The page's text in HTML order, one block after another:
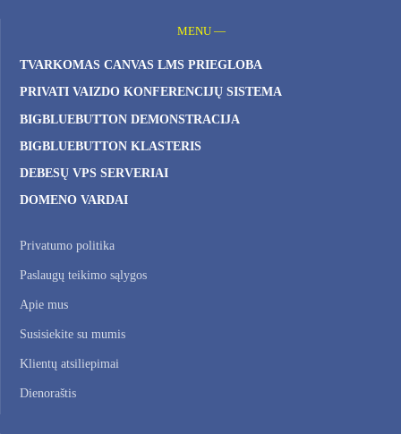
MENU —
TVARKOMAS CANVAS LMS PRIEGLOBA
PRIVATI ​​VAIZDO KONFERENCIJŲ SISTEMA
BIGBLUEBUTTON DEMONSTRACIJA
BIGBLUEBUTTON KLASTERIS
DEBESŲ VPS SERVERIAI
DOMENO VARDAI
Privatumo politika
Paslaugų teikimo sąlygos
Apie mus
Susisiekite su mumis
Klientų atsiliepimai
Dienoraštis